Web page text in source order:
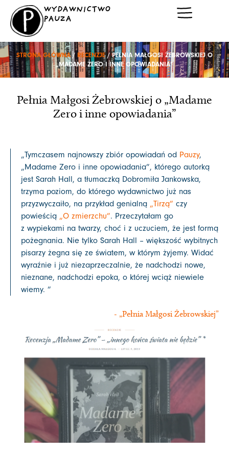
Przejdź
treści
WYDAWNICTWO
PAUZA
STRONA GŁÓWNA/ RECENZJE/ PEŁNIA MAŁGOSI ŻEBROWSKIEJ O
„MADAME ZERO I INNE OPOWIADANIA”
Pełnia Małgosi Żebrowskiej o „Madame
Zero i inne opowiadania”
„Tymczasem najnowszy zbiór opowiadań od Pauzy,
„Madame Zero i inne opowiadania”, którego autorką
jest Sarah Hall, a tłumaczką Dobromiła Jankowska,
trzyma poziom, do którego wydawnictwo już nas
przyzwyczaiło, na przykład genialną „Tirzą” czy
powieścią „O zmierzchu”. Przeczytałam go
z wypiekami na twarzy, choć i z uczuciem, że jest formą
pożegnania. Nie tylko Sarah Hall – większość wybitnych
pisarzy żegna się ze światem, w którym żyjemy. Widać
wyraźnie i już niezaprzeczalnie, że nadchodzi nowe,
nieznane, nadchodzi epoka, o której wciąż niewiele
wiemy. ”
- „Pełnia Małgosi Żebrowskiej”